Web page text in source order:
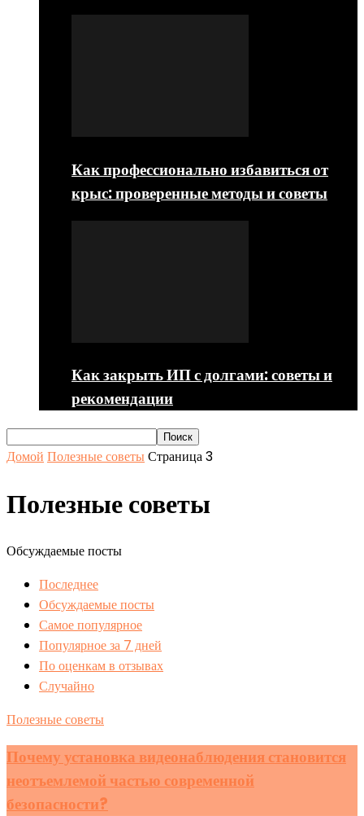
Как профессионально избавиться от
крыс: проверенные методы и советы
Как закрыть ИП с долгами: советы и
рекомендации
Домой Полезные советыСтраница 3
Полезные советы
Обсуждаемые посты
Последнее
Обсуждаемые посты
Самое популярное
Популярное за 7 дней
По оценкам в отзывах
Случайно
Полезные советы
Почему установка видеонаблюдения становится
неотъемлемой частью современной
безопасности?